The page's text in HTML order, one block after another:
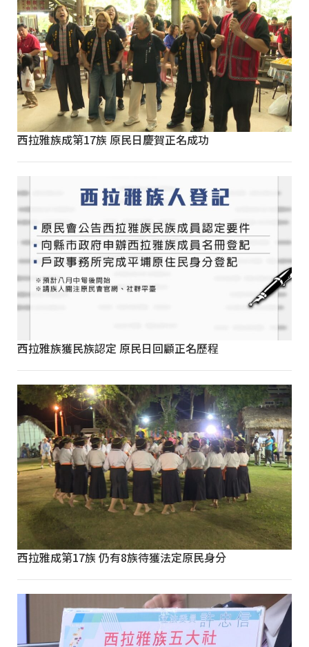
西拉雅族成第17族 原民日慶賀正名成功
西拉雅族獲民族認定 原民日回顧正名歷程
西拉雅成第17族 仍有8族待獲法定原民身分